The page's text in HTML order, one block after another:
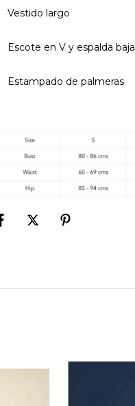
Vestido largo
Escote en V y espalda baja
Estampado de palmeras